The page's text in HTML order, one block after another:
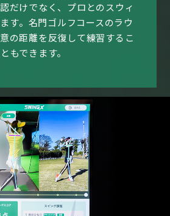
だけでなく、プロとのスウィ
す。名門ゴルフコースのラウ
の距離を反復して練習するこ
ともできます。